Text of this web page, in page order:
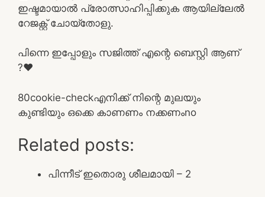
ഇഷ്ടമായാൽ പ്രോത്സാഹിപ്പിക്കുക ആയില്ലേൽ
റേജക്റ്റ് ചോയ്തോളു.
പിന്നെ ഇപ്പോളും സജിത്ത് എന്റെ ബെസ്റ്റി ആണ്
?❤
80cookie-checkഎനിക്ക് നിന്റെ മുലയും
കുണ്ടിയും ഒക്കെ കാണണം നക്കണംno
Related posts:
പിന്നീട് ഇതൊരു ശീലമായി – 2